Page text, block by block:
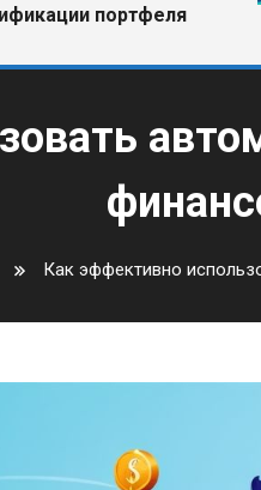
портфеля
Как эффективно